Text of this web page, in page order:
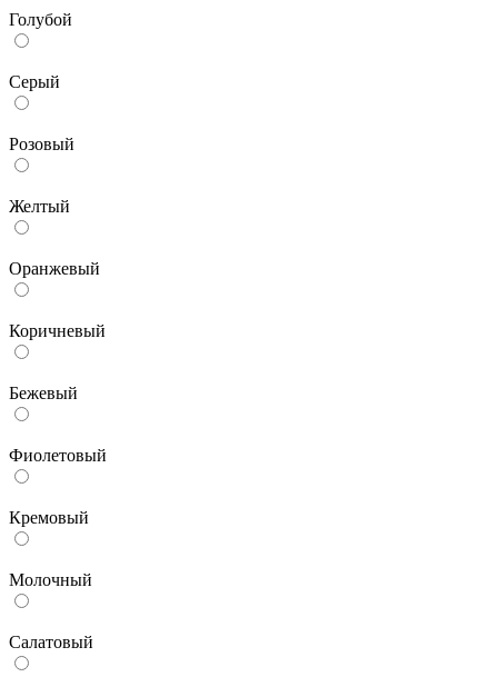
Голубой
Серый
Розовый
Желтый
Оранжевый
Коричневый
Бежевый
Фиолетовый
Кремовый
Молочный
Салатовый